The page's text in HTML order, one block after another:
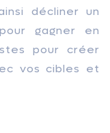
décliner un
gagner en
pour créer
vos cibles et